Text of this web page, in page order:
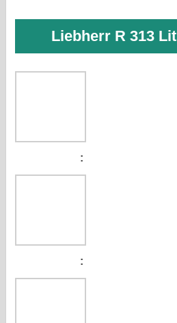
Liebherr R 313